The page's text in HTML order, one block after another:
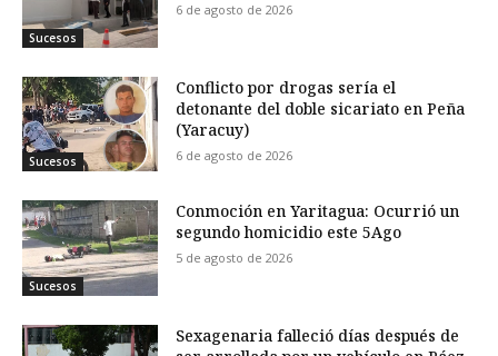
Sucesos
6 de agosto de 2026
Sucesos
Conflicto por drogas sería el
detonante del doble sicariato en Peña
(Yaracuy)
6 de agosto de 2026
Sucesos
Conmoción en Yaritagua: Ocurrió un
segundo homicidio este 5Ago
5 de agosto de 2026
Sexagenaria falleció días después de